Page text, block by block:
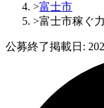
>富士市
>富士市稼ぐ
公募終了掲載日: